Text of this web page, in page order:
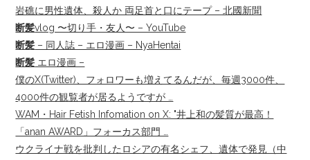
岩礁に男性遺体、殺人か 両足首と口にテープ – 北國新聞
断髪vlog 〜切り手・友人〜 – YouTube
断髪 – 同人誌 – エロ漫画 – NyaHentai
断髪 エロ漫画 –
僕のX(Twitter)、フォロワーも増えてるんだが、毎週3000件、
4000件の観覧者が居るようですが …
WAM・Hair Fetish Infomation on X: "井上和の髪質が最高！
「anan AWARD」フォーカス部門 …
ウクライナ戦を批判したロシアの有名シェフ、遺体で発見（中